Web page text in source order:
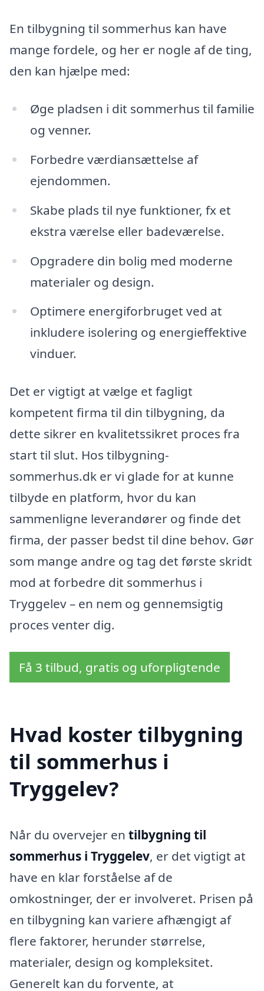
En tilbygning til sommerhus kan have
mange fordele, og her er nogle af de ting,
den kan hjælpe med:
Øge pladsen i dit sommerhus til familie
og venner.
Forbedre værdiansættelse af
ejendommen.
Skabe plads til nye funktioner, fx et
ekstra værelse eller badeværelse.
Opgradere din bolig med moderne
materialer og design.
Optimere energiforbruget ved at
inkludere isolering og energieffektive
vinduer.
Det er vigtigt at vælge et fagligt
kompetent firma til din tilbygning, da
dette sikrer en kvalitetssikret proces fra
start til slut. Hos tilbygning-
sommerhus.dk er vi glade for at kunne
tilbyde en platform, hvor du kan
sammenligne leverandører og finde det
firma, der passer bedst til dine behov. Gør
som mange andre og tag det første skridt
mod at forbedre dit sommerhus i
Tryggelev – en nem og gennemsigtig
proces venter dig.
Få 3 tilbud, gratis og uforpligtende
Hvad koster tilbygning
til sommerhus i
Tryggelev?
Når du overvejer en tilbygning til
sommerhus i Tryggelev, er det vigtigt at
have en klar forståelse af de
omkostninger, der er involveret. Prisen på
en tilbygning kan variere afhængigt af
flere faktorer, herunder størrelse,
materialer, design og kompleksitet.
Generelt kan du forvente, at